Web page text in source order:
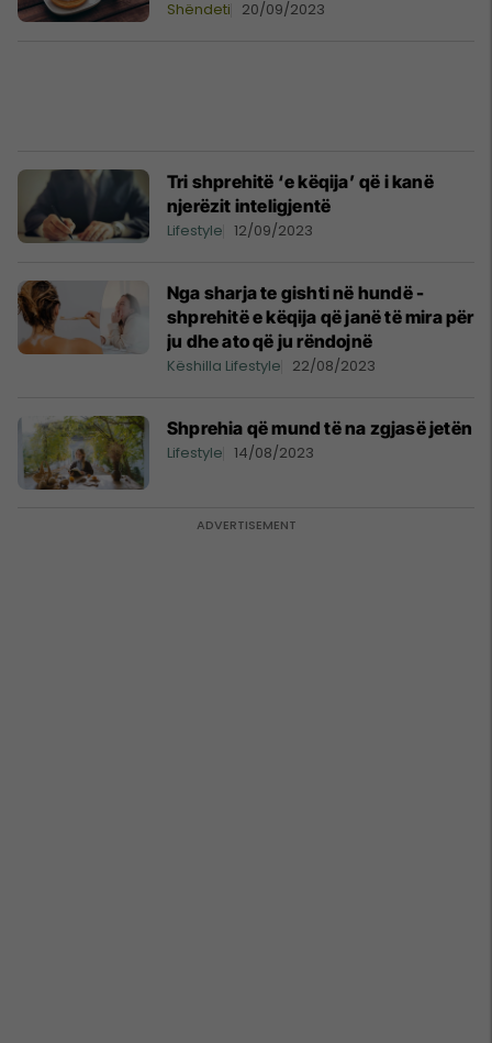
Shëndeti 20/09/2023
Tri shprehitë ‘e këqija’ që i kanë
njerëzit inteligjentë
Lifestyle 12/09/2023
Nga sharja te gishti në hundë -
shprehitë e këqija që janë të mira për
ju dhe ato që ju rëndojnë
Këshilla Lifestyle 22/08/2023
Shprehia që mund të na zgjasë jetën
Lifestyle 14/08/2023